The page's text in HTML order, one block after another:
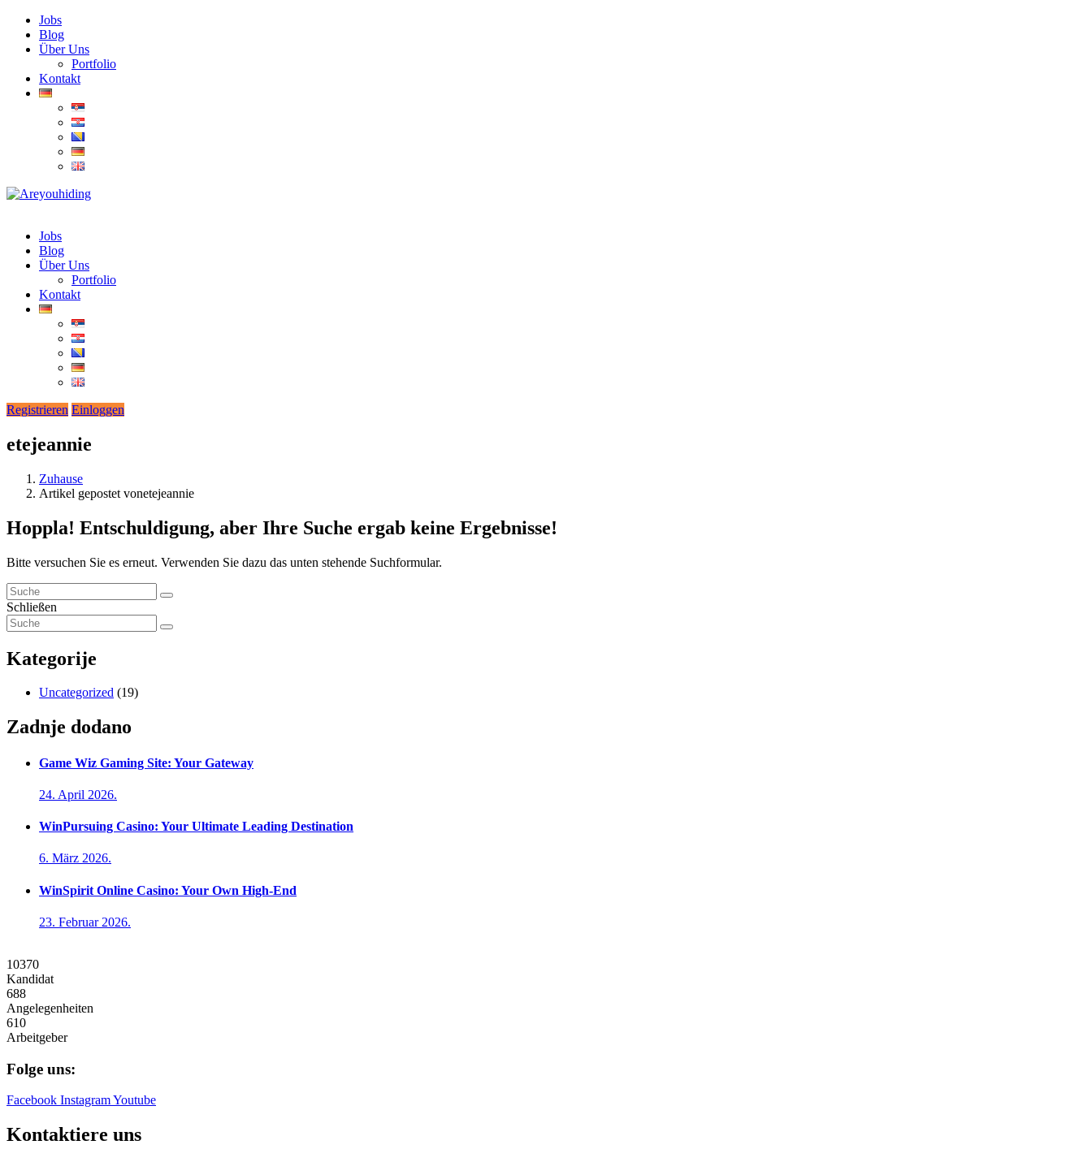
Jobs
Blog
Über Uns
Portfolio
Kontakt
Jobs
Blog
Über Uns
Portfolio
Kontakt
Registrieren Einloggen
etejeannie
Zuhause
Artikel gepostet vonetejeannie
Hoppla! Entschuldigung, aber Ihre Suche ergab keine Ergebnisse!
Bitte versuchen Sie es erneut. Verwenden Sie dazu das unten stehende Suchformular.
Schließen
Kategorije
Uncategorized (19)
Zadnje dodano
Game Wiz Gaming Site: Your Gateway
24. April 2026.
WinPursuing Casino: Your Ultimate Leading Destination
6. März 2026.
WinSpirit Online Casino: Your Own High-End
23. Februar 2026.
10370
Kandidat
688
Angelegenheiten
610
Arbeitgeber
Folge uns:
Facebook InstagramYoutube
Kontaktiere uns